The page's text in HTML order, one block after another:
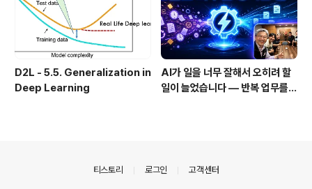
D2L - 5.5. Generalization in
Deep Learning
AI가 일을 너무 잘해서 오히려 할
일이 늘었습니다 — 반복 업무를
티스토리 로그인 고객센터